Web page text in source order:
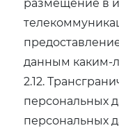
данным каким-
2.12.
персональных
персональных